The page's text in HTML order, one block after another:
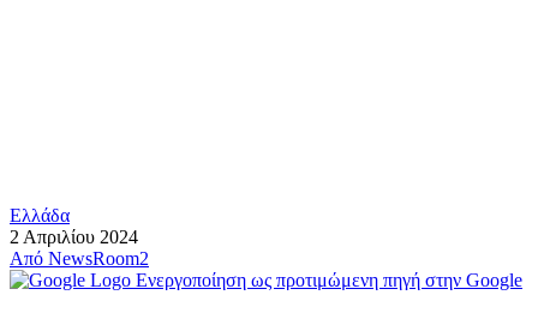
Ελλάδα
2 Απριλίου 2024
Από NewsRoom2
Ενεργοποίηση ως προτιμώμενη πηγή στην Google